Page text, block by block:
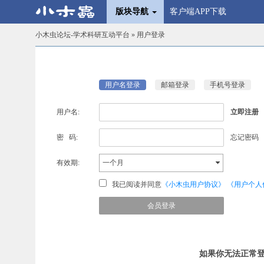
版块导航 客户端APP下载
小木虫论坛-学术科研互动平台 » 用户登录
用户名登录 邮箱登录 手机号登录
用户名: 立即注册
密 码: 忘记密码
有效期: 一个月
我已阅读并同意《小木虫用户协议》 《用户个
如果你无法正常